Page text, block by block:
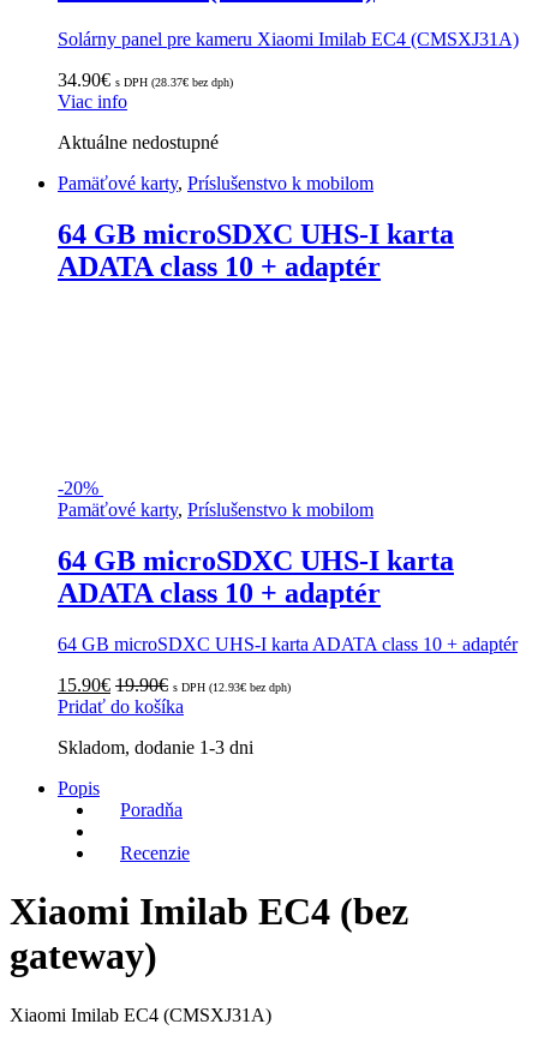
Solárny panel pre kameru Xiaomi Imilab EC4 (CMSXJ31A)
34.90€ s DPH (28.37€ bez dph)
Viac info
Aktuálne nedostupné
Pamäťové karty, Príslušenstvo k mobilom
64 GB microSDXC UHS-I karta
ADATA class 10 + adaptér
-20%
Pamäťové karty, Príslušenstvo k mobilom
64 GB microSDXC UHS-I karta
ADATA class 10 + adaptér
64 GB microSDXC UHS-I karta ADATA class 10 + adaptér
15.90€ 19.90€ s DPH (12.93€ bez dph)
Pridať do košíka
Skladom, dodanie 1-3 dni
Popis
Poradňa
Recenzie
Xiaomi Imilab EC4 (bez
gateway)
Xiaomi Imilab EC4 (CMSXJ31A)